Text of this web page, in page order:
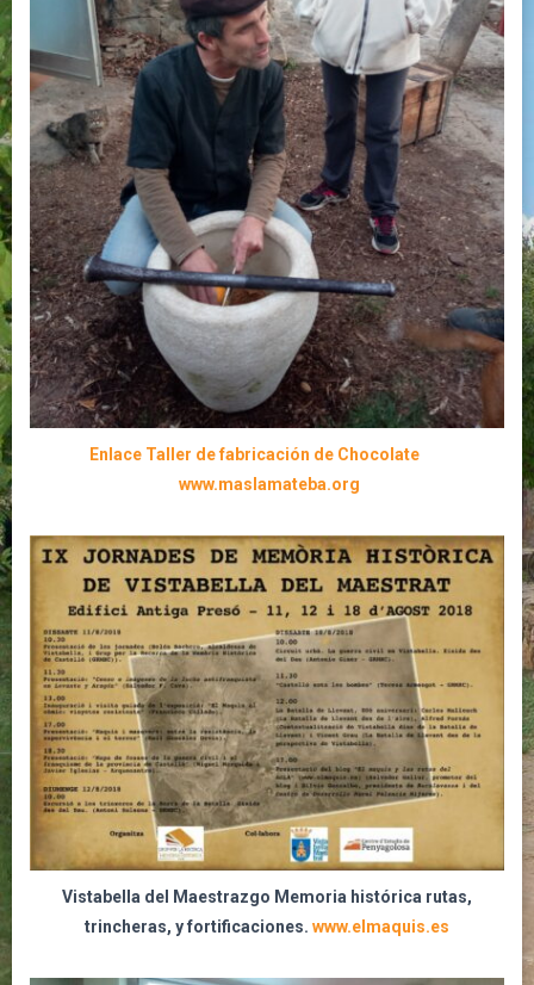
Enlace Taller de fabricación de Chocolate
www.maslamateba.org
Vistabella del Maestrazgo Memoria histórica rutas,
trincheras, y fortificaciones. www.elmaquis.es